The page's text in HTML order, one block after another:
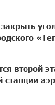
второй
станции